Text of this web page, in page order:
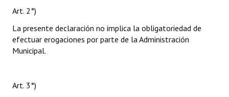
Art. 2°)
La presente declaración no implica la obligatoriedad de
efectuar erogaciones por parte de la Administración
Municipal.
Art. 3°)